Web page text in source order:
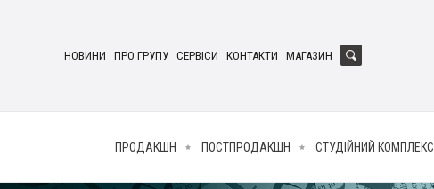
НОВИНИ ПРО ГРУПУ СЕРВІСИ КОНТАКТИ МАГАЗИН
ПРОДАКШН ПОСТПРОДАКШН СТУДІЙНИЙ КОМПЛЕКС